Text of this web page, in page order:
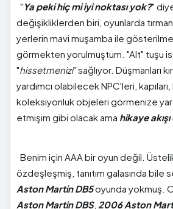
" Ya peki hiç mi iyi noktası yok?"
değişikliklerden biri, oyunlarda
yerlerin mavi muşamba ile
görmekten yorulmuştum. "Alt" tuşu
"hissetmenizi" sağlıyor. Düşmanları
yardımcı olabilecek NPC'leri, kapıları,
koleksiyonluk objeleri görmenize
etmişim gibi olacak ama hikaye
Benim için AAA bir oyun değil.
özdeşleşmiş, tanıtım galasında bile
Aston Martin DB5oyunda yokmuş.
Aston Martin DBS, 2006 Aston